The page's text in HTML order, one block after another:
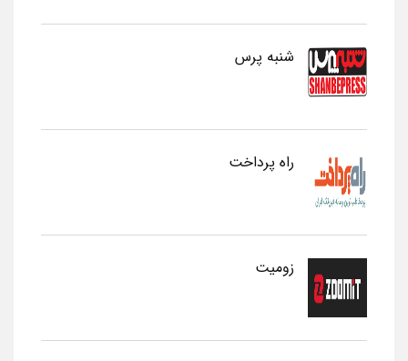
شنبه پرس
راه پرداخت
زومیت